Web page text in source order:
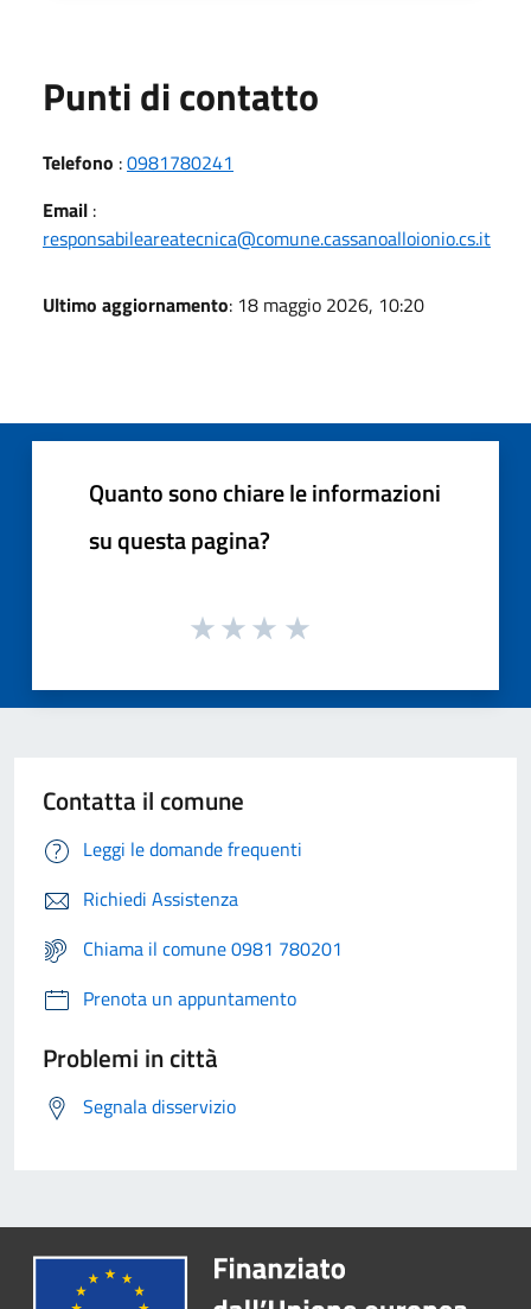
Punti di contatto
Telefono :0981780241
Email :
responsabileareatecnica@comune.cassanoalloionio.cs.it
Ultimo aggiornamento: 18 maggio 2026, 10:20
Quanto sono chiare le informazioni
su questa pagina?
Contatta il comune
Leggi le domande frequenti
Richiedi Assistenza
Chiama il comune 0981 780201
Prenota un appuntamento
Problemi in città
Segnala disservizio